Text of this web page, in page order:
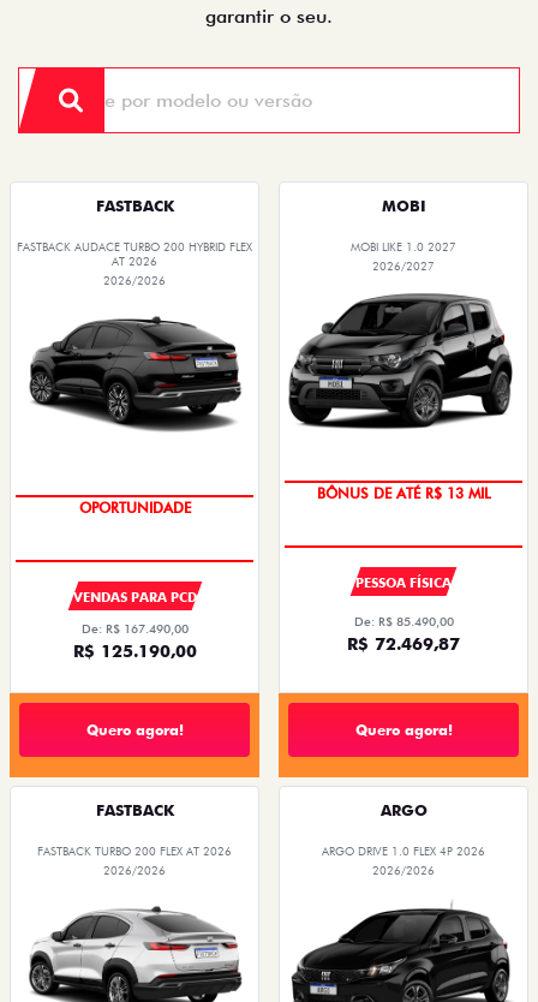
garantir o seu.
FASTBACK
FASTBACK AUDACE TURBO 200 HYBRID FLEX
AT 2026
2026/2026
OPORTUNIDADE
VENDAS PARA PCD
De: R$ 167.490,00
R$ 125.190,00
Quero agora!
MOBI
MOBI LIKE 1.0 2027
2026/2027
BÔNUS DE ATÉ R$ 13 MIL
PESSOA FÍSICA
De: R$ 85.490,00
R$ 72.469,87
Quero agora!
FASTBACK
FASTBACK TURBO 200 FLEX AT 2026
2026/2026
ARGO
ARGO DRIVE 1.0 FLEX 4P 2026
2026/2026